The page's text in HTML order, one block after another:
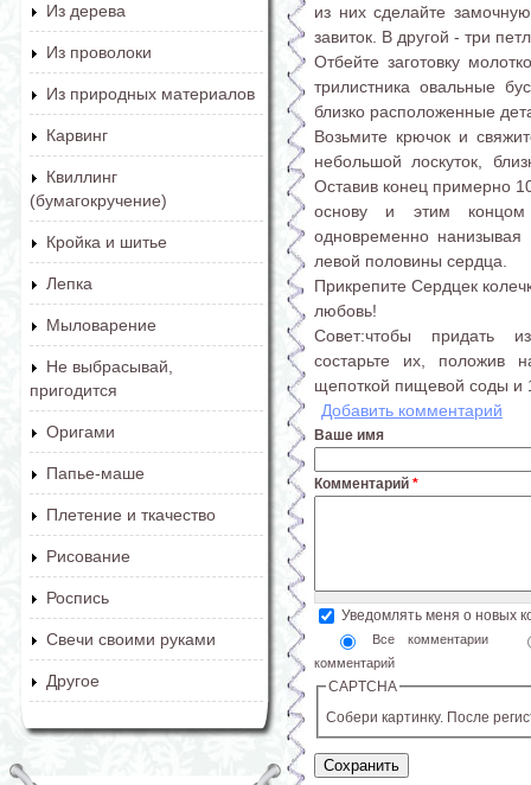
Из дерева
Из проволоки
Из природных материалов
Карвинг
Квиллинг
(бумагокручение)
Кройка и шитье
Лепка
Мыловарение
Не выбрасывай,
пригодится
Оригами
Папье-маше
Плетение и ткачество
Рисование
Роспись
Свечи своими руками
Другое
из них сделайте
завиток. В другой - три
Отбейте заготовку
трилистника овальные
близко расположенные
Возьмите крючок и
небольшой лоскуток,
Оставив конец примерно
основу и этим
одновременно
левой половины сердца.
Прикрепите Сердцек
любовь!
Совет:чтобы придать
состарьте их, положив
щепоткой пищевой соды и
Добавить комментарий
Ваше имя
Комментарий *
Уведомлять меня о новых
Все комментарии
комментарий
CAPTCHA
Собери картинку. После